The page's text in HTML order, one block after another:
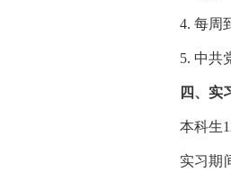
4. 每周
5. 中共
四、实
本科生
实习期